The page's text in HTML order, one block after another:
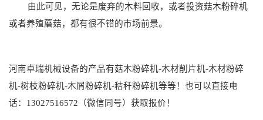
由此可见，无论是废弃的木料回收，或者投资菇木粉碎机
或者养殖蘑菇，都有很不错的市场前景。
河南卓瑞机械设备的产品有菇木粉碎机-木材削片机-木材粉碎
机-树枝粉碎机-木屑粉碎机-秸秆粉碎机等等！也可以直接电
话：13027516572（微信同号）获取报价！